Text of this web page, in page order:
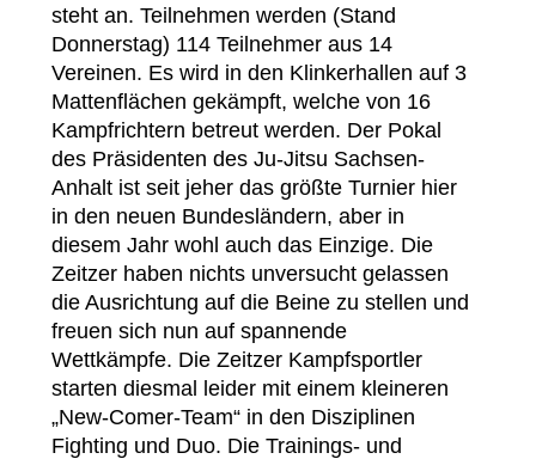
steht an. Teilnehmen werden (Stand
Donnerstag) 114 Teilnehmer aus 14
Vereinen. Es wird in den Klinkerhallen auf 3
Mattenflächen gekämpft, welche von 16
Kampfrichtern betreut werden. Der Pokal
des Präsidenten des Ju-Jitsu Sachsen-
Anhalt ist seit jeher das größte Turnier hier
in den neuen Bundesländern, aber in
diesem Jahr wohl auch das Einzige. Die
Zeitzer haben nichts unversucht gelassen
die Ausrichtung auf die Beine zu stellen und
freuen sich nun auf spannende
Wettkämpfe. Die Zeitzer Kampfsportler
starten diesmal leider mit einem kleineren
„New-Comer-Team“ in den Disziplinen
Fighting und Duo. Die Trainings- und